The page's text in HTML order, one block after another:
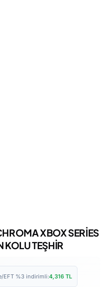
XBOX SERİES
TEŞHİR
EFT %3 indirimli:4,316TL